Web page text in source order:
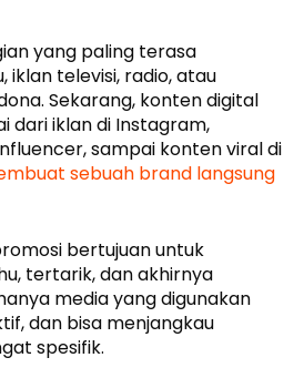
yang paling terasa
iklan televisi, radio, atau
Sekarang, konten digital
dari iklan di Instagram,
sampai konten viral di
sebuah brand langsung
bertujuan untuk
tertarik, dan akhirnya
media yang digunakan
dan bisa menjangkau
spesifik.